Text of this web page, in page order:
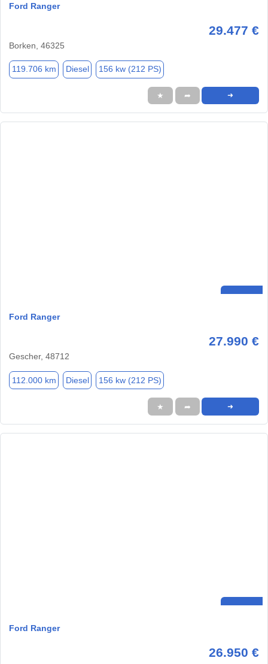
Ford Ranger
29.477 €
Borken, 46325
119.706 km Diesel 156 kw (212 PS)
★ ➦ ➜
Ford Ranger
27.990 €
Gescher, 48712
112.000 km Diesel 156 kw (212 PS)
★ ➦ ➜
Ford Ranger
26.950 €